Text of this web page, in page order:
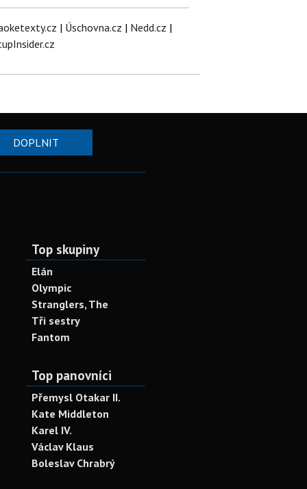
| Úschovna.cz | Nedd.cz |
DOPLNIT
Top skupiny
Elán
Olympic
Stranglers, The
Tři sestry
Fantom
Top panovníci
Přemysl Otakar II.
Kate Middleton
Karel IV.
Václav Klaus
Boleslav Chrabrý